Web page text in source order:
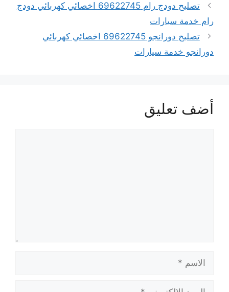
تصليح دودج رام 69622745 اخصائي كهربائي دودج
رام خدمة سيارات
تصليح دورانجو 69622745 اخصائي كهربائي
دورانجو خدمة سيارات
أضف تعليق
الاسم
البريد